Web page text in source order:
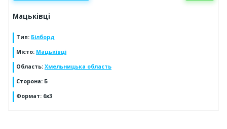
Мацьківці
Тип: Білборд
Місто: Мацьківці
Область: Хмельницька область
Сторона: Б
Формат: 6х3